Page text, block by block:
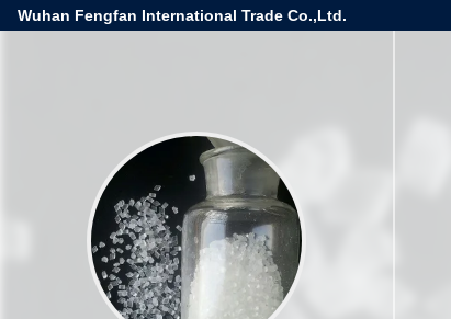
Wuhan Fengfan International Trade Co.,Ltd.